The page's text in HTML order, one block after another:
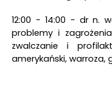
12:00 - 14:00 - dr n.
problemy i
zwalczanie i
amerykański, warroza,